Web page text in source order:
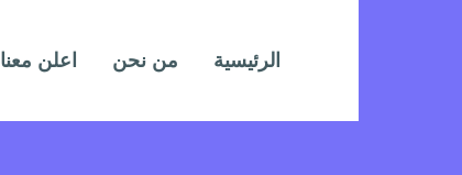
الرئيسية من نحن اعلن معنا